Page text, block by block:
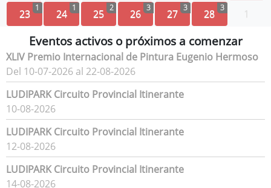
23 1 24 1 25 2 26 3 27 3 28 3 1
Eventos activos o próximos a comenzar
XLIV Premio Internacional de Pintura Eugenio Hermoso
Del 10-07-2026 al 22-08-2026
LUDIPARK Circuito Provincial Itinerante
10-08-2026
LUDIPARK Circuito Provincial Itinerante
12-08-2026
LUDIPARK Circuito Provincial Itinerante
14-08-2026